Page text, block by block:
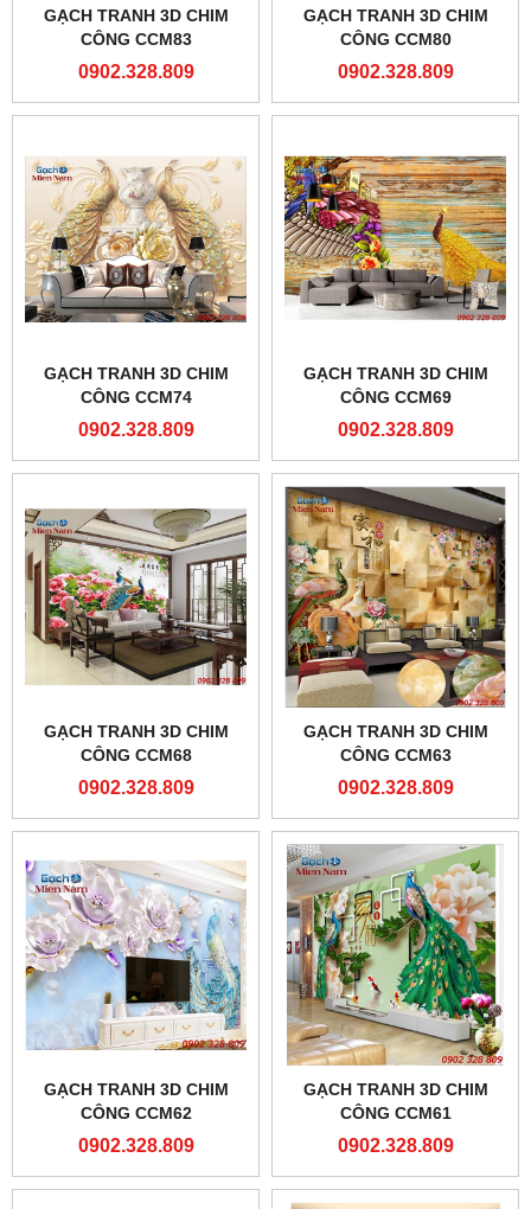
GẠCH TRANH 3D CHIM
CÔNG CCM83
0902.328.809
GẠCH TRANH 3D CHIM
CÔNG CCM80
0902.328.809
GẠCH TRANH 3D CHIM
CÔNG CCM74
0902.328.809
GẠCH TRANH 3D CHIM
CÔNG CCM69
0902.328.809
GẠCH TRANH 3D CHIM
CÔNG CCM68
0902.328.809
GẠCH TRANH 3D CHIM
CÔNG CCM63
0902.328.809
GẠCH TRANH 3D CHIM
CÔNG CCM62
0902.328.809
GẠCH TRANH 3D CHIM
CÔNG CCM61
0902.328.809